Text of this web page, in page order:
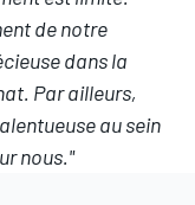
de notre
dans la
Par ailleurs,
au sein
nous."